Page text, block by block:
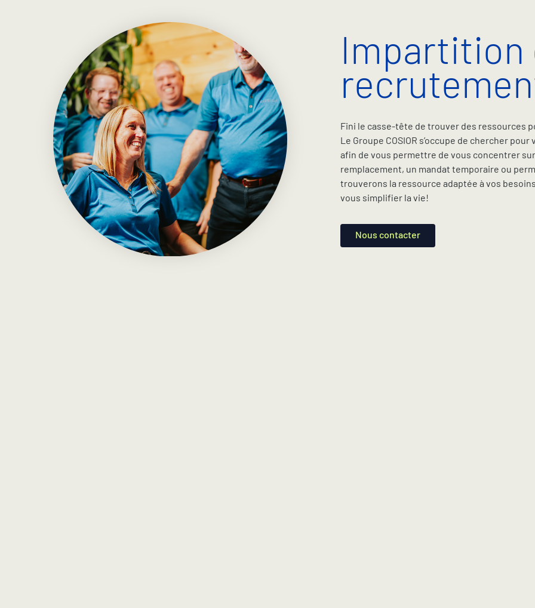
Impartition
Fini le casse-tête de trouver des ressources
Le Groupe COSIOR s’occupe de chercher
afin de vous permettre de vous concentrer
remplacement, un mandat temporaire ou
trouverons la ressource adaptée à vos
vous simplifier la vie!
Nous contacter